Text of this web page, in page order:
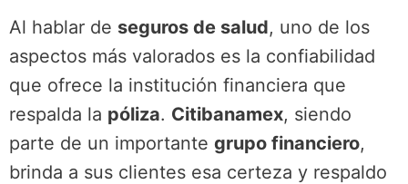
Al hablar de seguros de salud, uno de los
aspectos más valorados es la confiabilidad
que ofrece la institución financiera que
respalda la póliza. Citibanamex, siendo
parte de un importante grupo financiero,
brinda a sus clientes esa certeza y respaldo